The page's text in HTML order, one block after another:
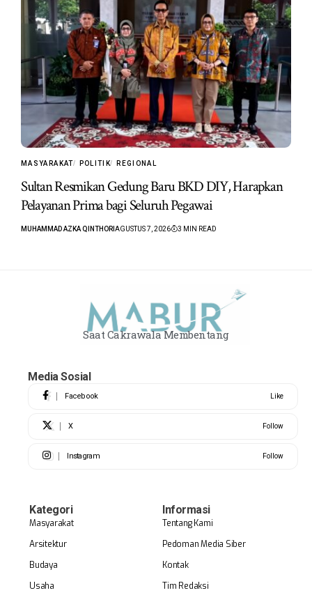
MASYARAKAT POLITIK REGIONAL
Sultan Resmikan Gedung Baru BKD DIY, Harapkan
Pelayanan Prima bagi Seluruh Pegawai
MUHAMMAD AZKA QINTHORI AGUSTUS 7, 2026 3 MIN READ
Saat Cakrawala Membentang
Media Sosial
Facebook Like
X Follow
Instagram Follow
Kategori
Masyarakat
Arsitektur
Budaya
Usaha
Informasi
Tentang Kami
Pedoman Media Siber
Kontak
Tim Redaksi